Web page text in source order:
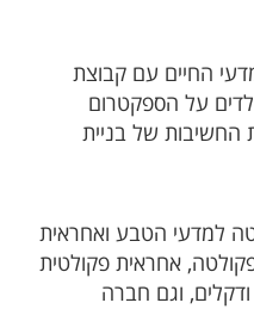
החיים עם קבוצת
על הספקטרום
החשיבות של בניית
למדעי הטבע ואחראית
אחראית פקולטית
וגם חברה